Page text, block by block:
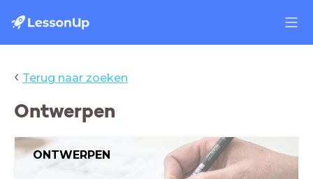
‹ Terug naar zoeken
Ontwerpen
ONTWERPEN